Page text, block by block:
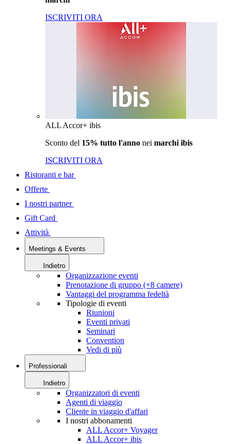
ISCRIVITI ORA
ALL Accor+ ibis
Sconto del 15% tutto l'anno nei marchi ibis
ISCRIVITI ORA
Ristoranti e bar
Offerte
I nostri partner
Gift Card
Attività
Meetings & Events
Indietro
Organizzazione eventi
Prenotazione di gruppo (+8 camere)
Vantaggi del programma fedeltà
Tipologie di eventi
Riunioni
Eventi privati
Seminari
Convention
Vedi di più
Professionali
Indietro
Organizzatori di eventi
Agenti di viaggio
Cliente in viaggio d'affari
I nostri abbonamenti
ALL Accor+ Voyager
ALL Accor+ ibis